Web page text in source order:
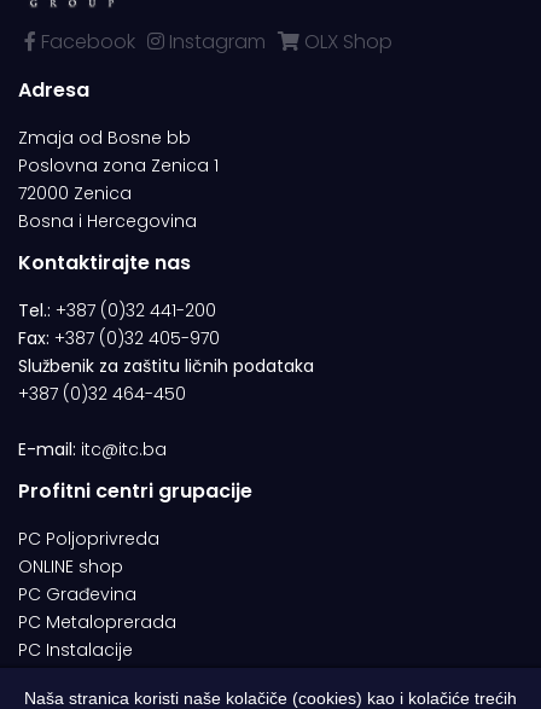
Facebook Instagram
OLX Shop
Adresa
Zmaja od Bosne bb
Poslovna zona Zenica 1
72000 Zenica
Bosna i Hercegovina
Kontaktirajte nas
Tel.: +387 (0)32 441-200
Fax: +387 (0)32 405-970
Službenik za zaštitu ličnih podataka
+387 (0)32 464-450
E-mail: itc@itc.ba
Profitni centri grupacije
PC Poljoprivreda
ONLINE shop
PC Građevina
PC Metaloprerada
PC Instalacije
Naša stranica koristi naše kolačiče (cookies) kao i kolačiće trećih